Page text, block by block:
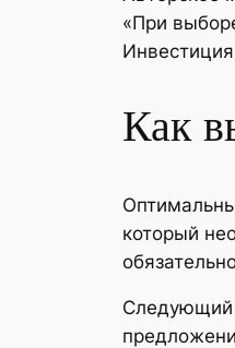
«При
Как
который
Следующий